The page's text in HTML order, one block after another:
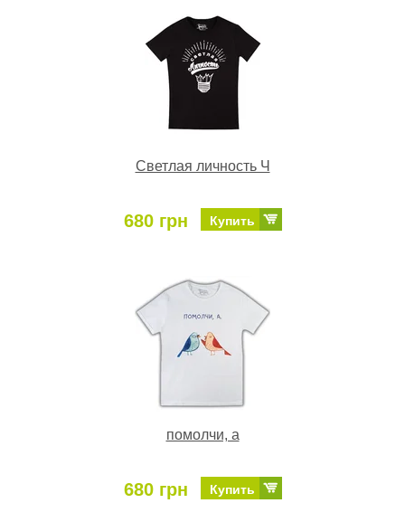
Светлая личность Ч
680 грн Купить
помолчи, а
680 грн Купить